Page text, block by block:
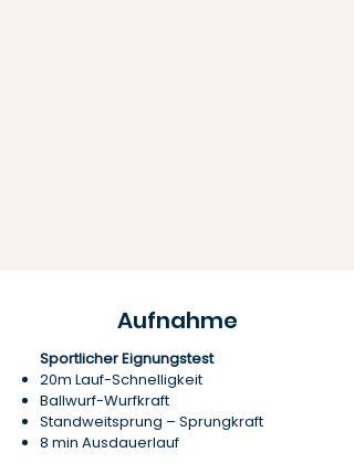
Aufnahme
Sportlicher Eignungstest
20m Lauf-Schnelligkeit​
​Ballwurf-Wurfkraft​
​Standweitsprung – Sprungkraft​
​8 min Ausdauerlauf​